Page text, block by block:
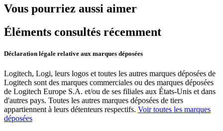
Vous pourriez aussi aimer
Éléments consultés récemment
Déclaration légale relative aux marques déposées
Logitech, Logi, leurs logos et toutes les autres marques déposées de
Logitech sont des marques commerciales ou des marques déposées
de Logitech Europe S.A. et/ou de ses filiales aux États-Unis et dans
d'autres pays. Toutes les autres marques déposées de tiers
appartiennent à leurs détenteurs respectifs. Voir toutes les marques
déposées